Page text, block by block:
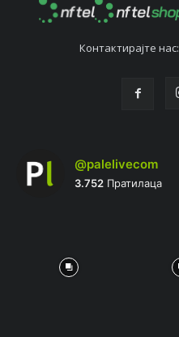
Контактирајтe нас:
@palelivecom
3.752 Пратилаца